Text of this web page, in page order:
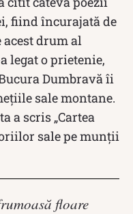
fiind încurajată de
acest drum al
legat o prietenie,
Dumbravă îi
sale montane.
a scris „Cartea
sale pe munții
floare